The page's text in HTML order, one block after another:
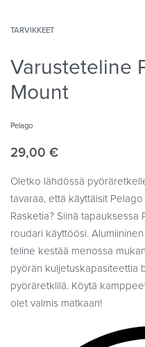
TARVIKKEET
Varusteteline
Mount
Pelago
29,00 €
Oletko lähdössä
tavaraa, että käyttäisit
Rasketia? Siinä
roudari käyttöösi.
teline kestää menossa
pyörän kuljetuskapasiteettia
pyöräretkillä. Köytä
olet valmis matkaan!